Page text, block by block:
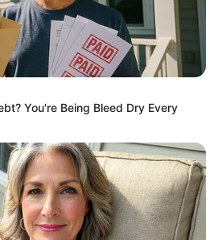
มี.ค. ) ช่วงนี้จะมีความสุขมากยิ่ง
ศทางที่ดีขึ้น มีแสงสว่างมากขึ้น
14 มิ.ย. )ไม่ว่าจะเรื่องงานหรือ
ของคุณจะพลิกจากร้ายกลายเป็น
ความสุขมากขึ้น
You're Being Bleed Dry Every